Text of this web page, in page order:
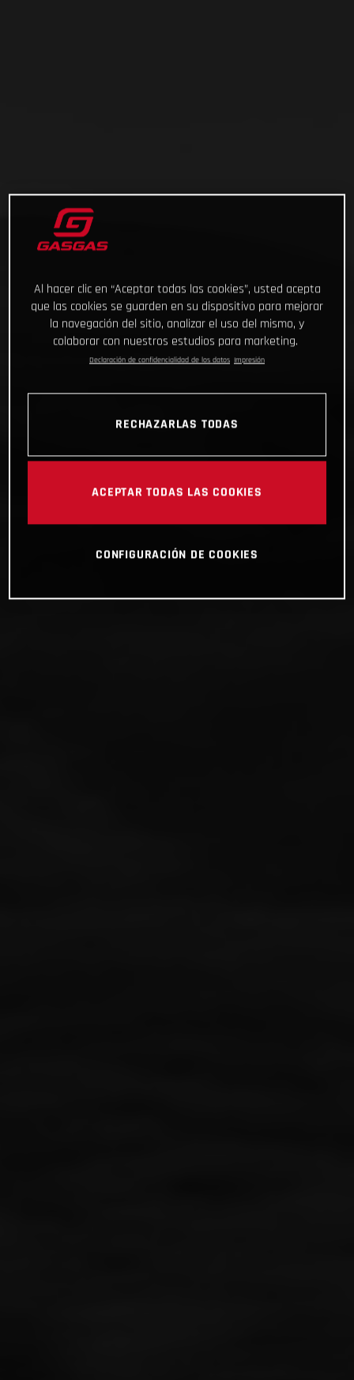
Al hacer clic en “Aceptar todas las cookies”, usted acepta
que las cookies se guarden en su dispositivo para mejorar
la navegación del sitio, analizar el uso del mismo, y
colaborar con nuestros estudios para marketing.
Declaración de confidencialidad de los datos Impresión
RECHAZARLAS TODAS
ACEPTAR TODAS LAS COOKIES
CONFIGURACIÓN DE COOKIES